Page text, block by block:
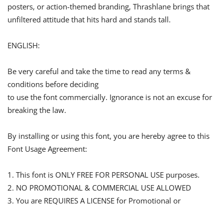
posters, or action-themed branding, Thrashlane brings that
unfiltered attitude that hits hard and stands tall.
ENGLISH:
Be very careful and take the time to read any terms &
conditions before deciding
to use the font commercially. Ignorance is not an excuse for
breaking the law.
By installing or using this font, you are hereby agree to this
Font Usage Agreement:
1. This font is ONLY FREE FOR PERSONAL USE purposes.
2. NO PROMOTIONAL & COMMERCIAL USE ALLOWED
3. You are REQUIRES A LICENSE for Promotional or